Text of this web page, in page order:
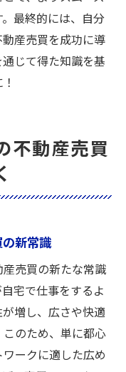
最終的には、自分
産売買を成功に導
じて得た知識を基
不動産売買
新常識
売買の新たな常識
宅で仕事をするよ
増し、広さや快適
のため、単に都心
ークに適した広め